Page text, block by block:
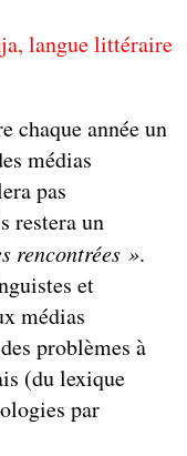
langue littéraire
chaque année un
médias
pas
restera un
rencontrées ».
et
médias
problèmes à
(du lexique
par